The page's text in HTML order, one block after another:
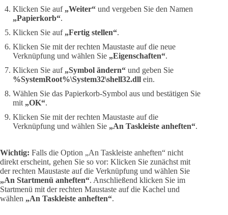
Klicken Sie auf „Weiter“ und vergeben Sie den Namen
„Papierkorb“.
Klicken Sie auf „Fertig stellen“.
Klicken Sie mit der rechten Maustaste auf die neue
Verknüpfung und wählen Sie „Eigenschaften“.
Klicken Sie auf „Symbol ändern“ und geben Sie
%SystemRoot%\System32\shell32.dll ein.
Wählen Sie das Papierkorb-Symbol aus und bestätigen Sie
mit „OK“.
Klicken Sie mit der rechten Maustaste auf die
Verknüpfung und wählen Sie „An Taskleiste anheften“.
Wichtig: Falls die Option „An Taskleiste anheften“ nicht
direkt erscheint, gehen Sie so vor: Klicken Sie zunächst mit
der rechten Maustaste auf die Verknüpfung und wählen Sie
„An Startmenü anheften“. Anschließend klicken Sie im
Startmenü mit der rechten Maustaste auf die Kachel und
wählen „An Taskleiste anheften“.